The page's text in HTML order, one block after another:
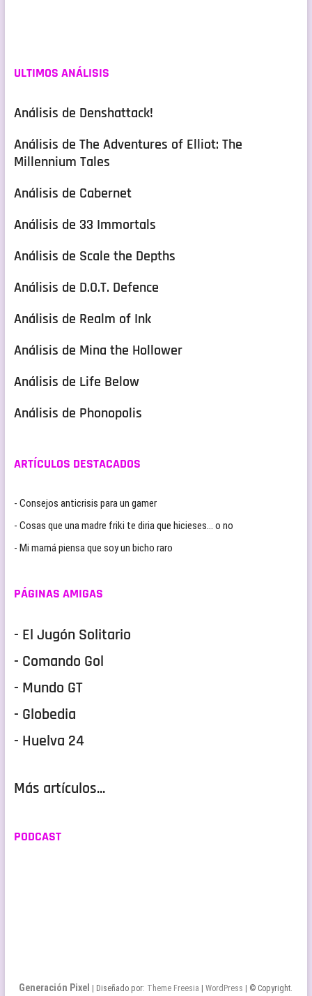
ULTIMOS ANÁLISIS
Análisis de Denshattack!
Análisis de The Adventures of Elliot: The
Millennium Tales
Análisis de Cabernet
Análisis de 33 Immortals
Análisis de Scale the Depths
Análisis de D.O.T. Defence
Análisis de Realm of Ink
Análisis de Mina the Hollower
Análisis de Life Below
Análisis de Phonopolis
ARTÍCULOS DESTACADOS
- Consejos anticrisis para un gamer
- Cosas que una madre friki te diria que hicieses… o no
- Mi mamá piensa que soy un bicho raro
PÁGINAS AMIGAS
- El Jugón Solitario
- Comando Gol
- Mundo GT
- Globedia
- Huelva 24
Más artículos...
PODCAST
Generación Pixel | Diseñado por: Theme Freesia |WordPress | © Copyright.